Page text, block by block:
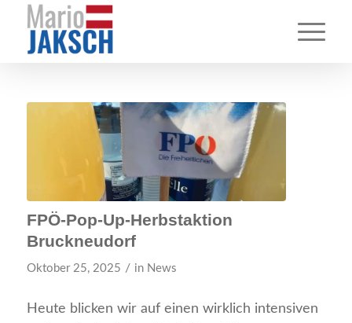
FPÖ-Pop-Up-Herbstaktion
Bruckneudorf
Oktober 25, 2025 / in News
Heute blicken wir auf einen wirklich intensiven